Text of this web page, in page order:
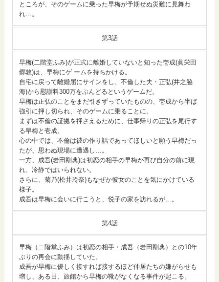
ところが、そのゲームに乗った早梅が予期せぬ災難に見舞わ
れ…。
第3話
早梅(二階堂ふみ)が正式に離婚していないと知った壱成(眞栄田
郷敦)は、早梅にゲ ームを持ちかける。
自宅に戻って離婚届にサインをし、不倫した夫・正弘(井之脇
海)から慰謝料300万をぶんどるというゲームだ。
早梅は正弘のことをまだ引きずっていたものの、壱成から半ば
強引に押し切られ、そのゲームに乗ることに。
まずは不倫の証拠を押さえるために、仕事帰りの正弘を尾行す
る早梅と壱成。
心の中では、不倫は彼の作り話であってほしいと願う早梅だっ
たが、思わぬ現場に遭遇し…。
一方、成吾(岩田剛典)は初恋の相手の早梅が再び自分の前に現
れ、冷静ではいられない。
さらに、菊乃(松井玲奈)もなぜか彼女のことを気にかけている
様子。
成吾は早梅に会いに行こうと、悦子の家を訪れるが…。
第4話
早梅（二階堂ふみ）は初恋の相手・成吾（岩田剛典）との10年
ぶりの再会に動揺していた。
成吾が早梅に優しく接すれば接するほど仲居たちの嫌がらせも
増し、ある日、旅館から早梅の靴がなくなる事件が起こる。